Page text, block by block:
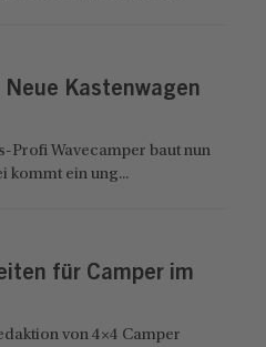
Kastenwagen
Profi Wavecamper baut nun
kommt ein ung...
für Camper im
von 4×4 Camper